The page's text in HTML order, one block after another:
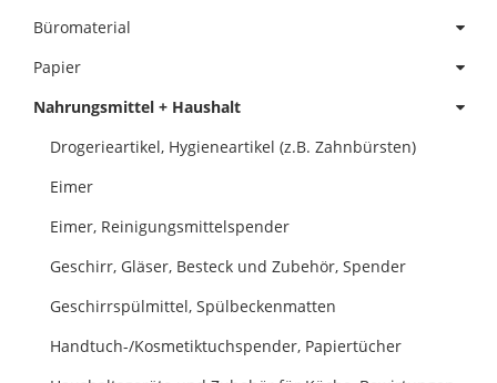
Büromaterial
Papier
Nahrungsmittel + Haushalt
Drogerieartikel, Hygieneartikel (z.B. Zahnbürsten)
Eimer
Eimer, Reinigungsmittelspender
Geschirr, Gläser, Besteck und Zubehör, Spender
Geschirrspülmittel, Spülbeckenmatten
Handtuch-/Kosmetiktuchspender, Papiertücher